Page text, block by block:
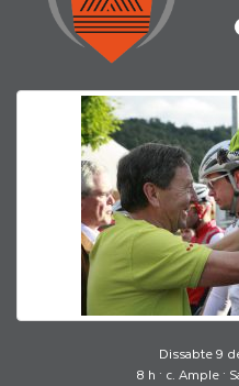
Dissabte 9
8 h · c. Ample ·